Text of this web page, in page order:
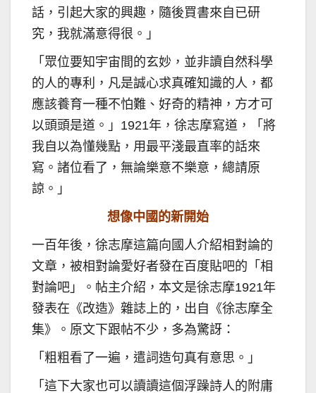
話，引起大家的興趣，隨後買書來自已研
究，我就滿意得很。」
「眾位要知宇宙間的玄妙，並非讀自然科學
的人的專利，凡是誠心求真確知識的人，都
應該養育一種不怕難、好奇的精神，方才可
以頭頭是道。」1921年，徐志摩寫道，「將
我自以為懂幾點，用最平淺最直率的話來
寫。諸位看了，無論樂意不樂意，總請原
諒。」
想像中國的新開始
一百年後，徐志摩這篇向國人介紹相對論的
文章，被相對論愛好者發在百度貼吧的「相
對論吧」。帖主介紹，本文是徐志摩1921年
發表在《改造》雜誌上的，出自《徐志摩全
集》。原文下跟帖不少，多為驚訝：
「粗粗看了一遍，遣詞造句真有意思。」
「這下大家也可以讀讀這個浮躁詩人的附庸